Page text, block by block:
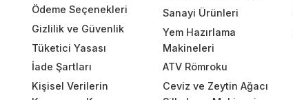
Ödeme Seçenekleri
Gizlilik ve Güvenlik
Tüketici Yasası
İade Şartları
Kişisel Verilerin
Sanayi Ürünleri
Yem Hazırlama
Makineleri
ATV Römroku
Ceviz ve Zeytin Ağacı